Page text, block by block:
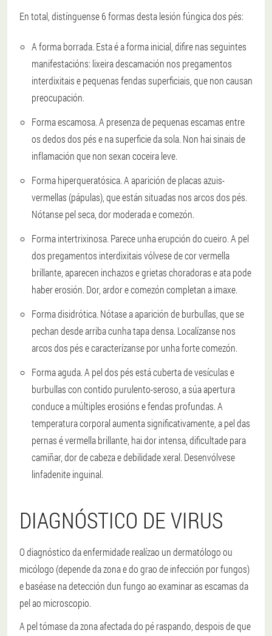
En total, distínguense 6 formas desta lesión fúngica dos pés:
A forma borrada. Esta é a forma inicial, difire nas seguintes
manifestacións: lixeira descamación nos pregamentos
interdixitais e pequenas fendas superficiais, que non causan
preocupación.
Forma escamosa. A presenza de pequenas escamas entre
os dedos dos pés e na superficie da sola. Non hai sinais de
inflamación que non sexan coceira leve.
Forma hiperqueratósica. A aparición de placas azuis-
vermellas (pápulas), que están situadas nos arcos dos pés.
Nótanse pel seca, dor moderada e comezón.
Forma intertrixinosa. Parece unha erupción do cueiro. A pel
dos pregamentos interdixitais vólvese de cor vermella
brillante, aparecen inchazos e grietas choradoras e ata pode
haber erosión. Dor, ardor e comezón completan a imaxe.
Forma disidrótica. Nótase a aparición de burbullas, que se
pechan desde arriba cunha tapa densa. Localízanse nos
arcos dos pés e caracterízanse por unha forte comezón.
Forma aguda. A pel dos pés está cuberta de vesículas e
burbullas con contido purulento-seroso, a súa apertura
conduce a múltiples erosións e fendas profundas. A
temperatura corporal aumenta significativamente, a pel das
pernas é vermella brillante, hai dor intensa, dificultade para
camiñar, dor de cabeza e debilidade xeral. Desenvólvese
linfadenite inguinal.
DIAGNÓSTICO DE VIRUS
O diagnóstico da enfermidade realízao un dermatólogo ou
micólogo (depende da zona e do grao de infección por fungos)
e baséase na detección dun fungo ao examinar as escamas da
pel ao microscopio.
A pel tómase da zona afectada do pé raspando, despois de que